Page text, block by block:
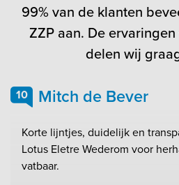
99% van de klanten
ZZP aan. De
delen wij
10 Mitch de Bever
Korte lijntjes, duidelijk en
Lotus Eletre Wederom voor
vatbaar.